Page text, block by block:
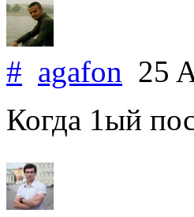
# agafon 25
Когда 1ый